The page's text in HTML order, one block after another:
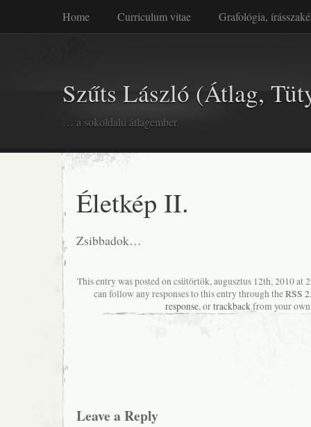
Home Curriculum vitae Grafológia,
… a sokoldalú átlagember.
Szűts László (Átlag,
Életkép II.
Zsibbadok…
This entry was posted on csütörtök, augusztus 12th, 2010 at
can follow any responses to this entry through theRSS
response, ortrackbackfrom your
Leave a Reply